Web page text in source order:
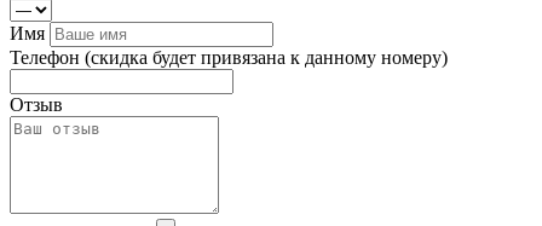
Имя
Телефон (скидка будет привязана к данному номеру)
Отзыв